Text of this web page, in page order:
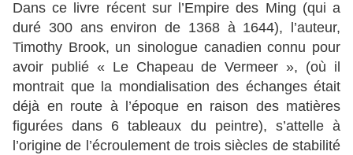
Dans ce livre récent sur l’Empire des Ming (qui a
duré 300 ans environ de 1368 à 1644), l’auteur,
Timothy Brook, un sinologue canadien connu pour
avoir publié « Le Chapeau de Vermeer », (où il
montrait que la mondialisation des échanges était
déjà en route à l’époque en raison des matières
figurées dans 6 tableaux du peintre), s’attelle à
l’origine de l’écroulement de trois siècles de stabilité